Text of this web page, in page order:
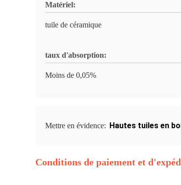
Matériel:
tuile de céramique
taux d'absorption:
Moins de 0,05%
Mettre en évidence: Hautes tuiles en
Conditions de paiement et